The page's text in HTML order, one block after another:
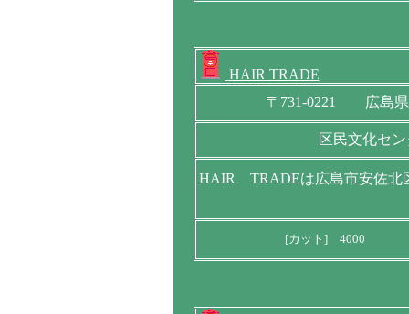
HAIR TRADE
〒731-0221 広島県
区民文化セ
HAIR TRADEは広島市安佐北
[カット] 4000 [